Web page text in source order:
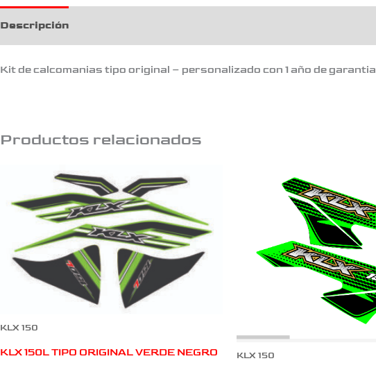
Descripción
Kit de calcomanias tipo original – personalizado con 1 año de garantia
Productos relacionados
KLX 150
KLX 150L TIPO ORIGINAL VERDE NEGRO KLX 150